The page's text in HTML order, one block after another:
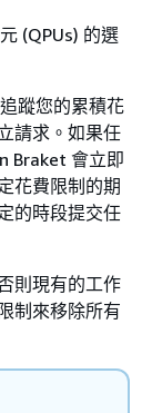
(QPUs) 的選
蹤您的累積花
請求。如果任
Braket 會立即
花費限制的期
的時段提交任
則現有的工作
制來移除所有